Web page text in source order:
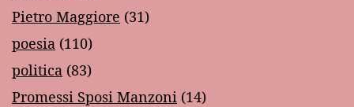
Pietro Maggiore (31)
poesia (110)
politica (83)
Promessi Sposi Manzoni (14)